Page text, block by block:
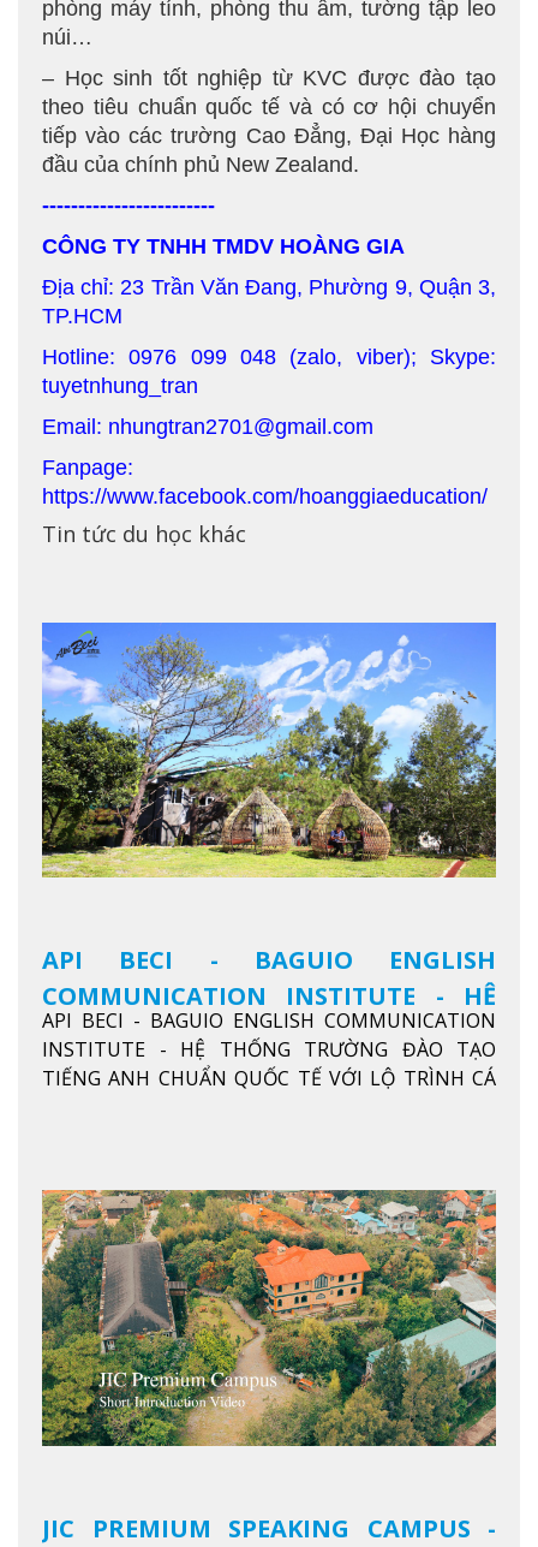
phòng máy tính, phòng thu âm, tường tập leo
núi…
– Học sinh tốt nghiệp từ KVC được đào tạo
theo tiêu chuẩn quốc tế và có cơ hội chuyển
tiếp vào các trường Cao Đẳng, Đại Học hàng
đầu của chính phủ New Zealand.
------------------------
CÔNG TY TNHH TMDV HOÀNG GIA
Địa chỉ: 23 Trần Văn Đang, Phường 9, Quận 3,
TP.HCM
Hotline: 0976 099 048 (zalo, viber); Skype:
tuyetnhung_tran
Email: nhungtran2701@gmail.com
Fanpage:
https://www.facebook.com/hoanggiaeducation/
Tin tức du học khác
API BECI - BAGUIO ENGLISH
COMMUNICATION INSTITUTE - HỆ
THỐNG TRƯỜNG ĐÀO TẠO TIẾNG
ANH CHUẨN QUỐC TẾ
API BECI - BAGUIO ENGLISH COMMUNICATION
INSTITUTE - HỆ THỐNG TRƯỜNG ĐÀO TẠO
TIẾNG ANH CHUẨN QUỐC TẾ VỚI LỘ TRÌNH CÁ
JIC PREMIUM SPEAKING CAMPUS -